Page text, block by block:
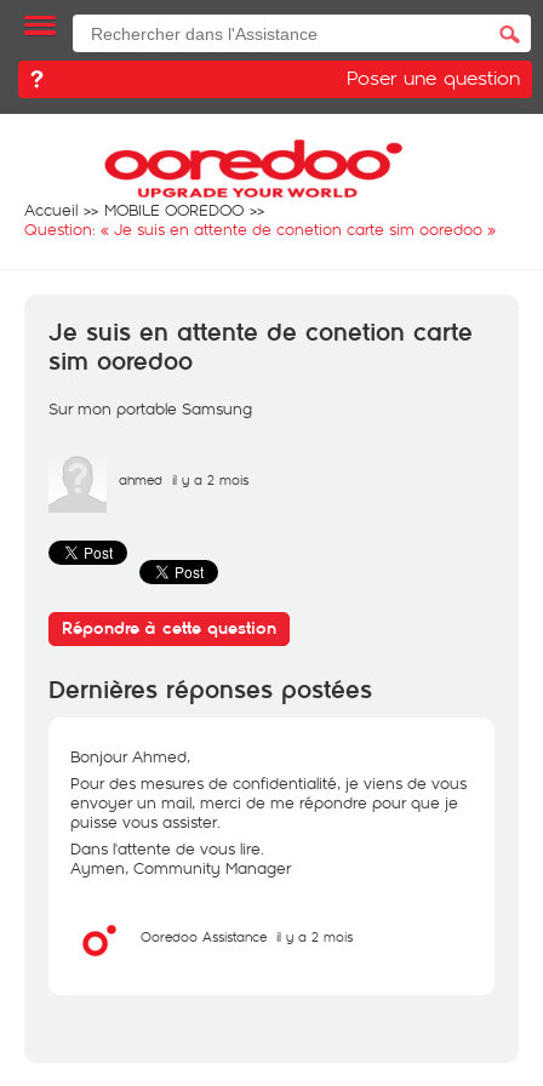
Poser une question
Accueil
MOBILE OOREDOO
Question: « Je suis en attente de conetion carte sim ooredoo »
Je suis en attente de conetion carte
sim ooredoo
Sur mon portable Samsung
ahmed il y a 2 mois
Répondre à cette question
Dernières réponses postées
Bonjour Ahmed,
Pour des mesures de confidentialité, je viens de vous
envoyer un mail, merci de me répondre pour que je
puisse vous assister.
Dans l'attente de vous lire.
Aymen, Community Manager
Ooredoo Assistance il y a 2 mois